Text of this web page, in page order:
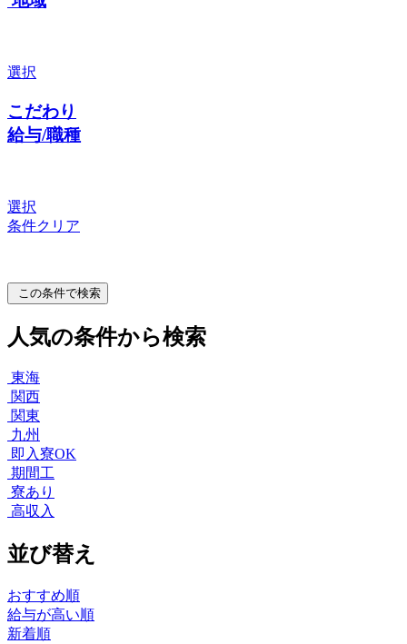
選択
こだわり
給与/職種
選択
条件クリア
この条件で検索
人気の条件から検索
東海
関西
関東
九州
即入寮OK
期間工
寮あり
高収入
並び替え
おすすめ順
給与が高い順
新着順